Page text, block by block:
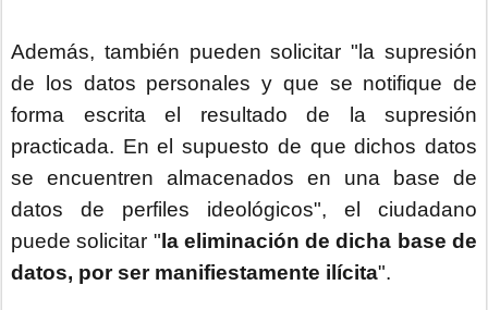
Además, también pueden solicitar "la supresión
de los datos personales y que se notifique de
forma escrita el resultado de la supresión
practicada. En el supuesto de que dichos datos
se encuentren almacenados en una base de
datos de perfiles ideológicos", el ciudadano
puede solicitar " la eliminación de dicha base de
datos, por ser manifiestamente ilícita".